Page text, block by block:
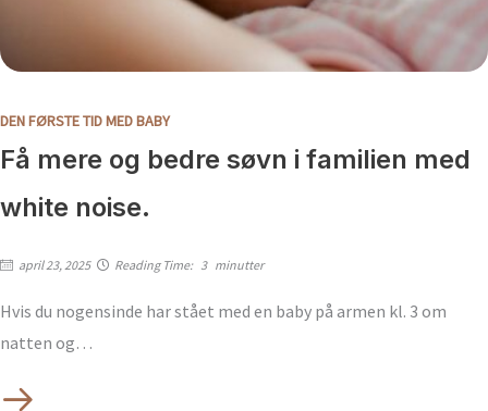
DEN FØRSTE TID MED BABY
Få mere og bedre søvn i familien med
white noise.
april 23, 2025 Reading Time: 3 minutter
Hvis du nogensinde har stået med en baby på armen kl. 3 om
natten og…